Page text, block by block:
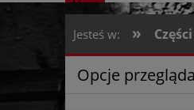
O nas
Jesteś w: »
Opcje